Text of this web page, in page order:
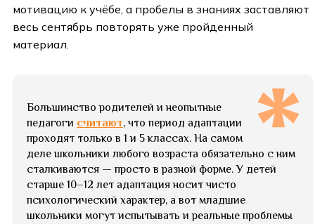
мотивацию к учёбе, а пробелы в знаниях заставляют
весь сентябрь повторять уже пройденный
материал.
Большинство родителей и неопытные
педагоги считают, что период адаптации
проходят только в 1 и 5 классах. На самом
деле школьники любого возраста обязательно с ним
сталкиваются — просто в разной форме. У детей
старше 10–12 лет адаптация носит чисто
психологический характер, а вот младшие
школьники могут испытывать и реальные проблемы